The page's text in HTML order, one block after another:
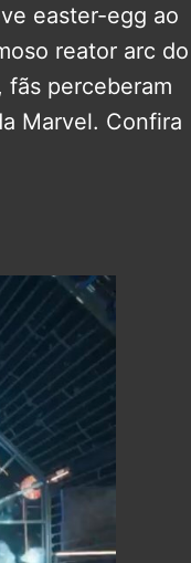
easter-egg ao
reator arc do
, fãs perceberam
Marvel. Confira